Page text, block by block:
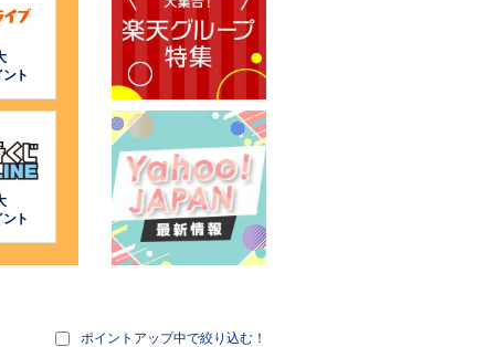
ト
ト
ポイントアップ中で絞り込む！